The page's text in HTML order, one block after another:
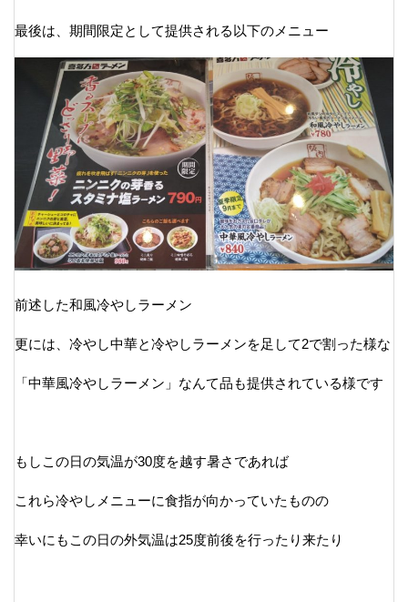
最後は、期間限定として提供される以下のメニュー
前述した和風冷やしラーメン
更には、冷やし中華と冷やしラーメンを足して2で割った様な
「中華風冷やしラーメン」なんて品も提供されている様です
もしこの日の気温が30度を越す暑さであれば
これら冷やしメニューに食指が向かっていたものの
幸いにもこの日の外気温は25度前後を行ったり来たり